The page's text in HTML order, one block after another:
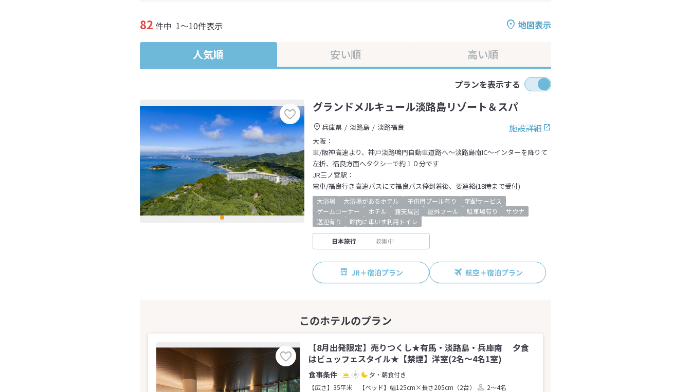
地図表示
82 件中 1～10件表示
人気順 安い順 高い順
プランを表示する
グランドメルキュール淡路島リゾート＆スパ
施設詳細
兵庫県 淡路島
淡路福良
大阪：
車/阪神高速より、神戸淡路鳴門自動車道路へ～淡路島南IC～インターを降りて
左折、福良方面へタクシーで約１０分です
JR三ノ宮駅：
電車/福良行き高速バスにて福良バス停到着後、要連絡(18時まで受付)
大浴場 大浴場があるホテル 子供用プール有り
宅配サービス
ゲームコーナー
ホテル 露天風呂 屋外プール 駐車場有り
サウナ
送迎有り
館内に車いす利用トイレ
日本旅行 収集中
JR＋宿泊プラン 航空＋宿泊プラン
【8月出発限定】売りつくし★有馬・淡路島・兵庫南 夕食
はビュッフェスタイル★【禁煙】洋室(2名～4名1室)
夕・朝食付き
【広さ】35平米
【ベッド】幅125cm×長さ205cm（2台）
2～4名